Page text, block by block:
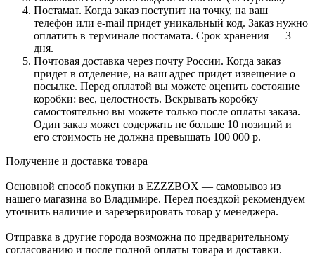
Постамат. Когда заказ поступит на точку, на ваш
телефон или e-mail придет уникальный код. Заказ нужно
оплатить в терминале постамата. Срок хранения — 3
дня.
Почтовая доставка через почту России. Когда заказ
придет в отделение, на ваш адрес придет извещение о
посылке. Перед оплатой вы можете оценить состояние
коробки: вес, целостность. Вскрывать коробку
самостоятельно вы можете только после оплаты заказа.
Один заказ может содержать не больше 10 позиций и
его стоимость не должна превышать 100 000 р.
Получение и доставка товара
Основной способ покупки в EZZZBOX — самовывоз из
нашего магазина во Владимире. Перед поездкой рекомендуем
уточнить наличие и зарезервировать товар у менеджера.
Отправка в другие города возможна по предварительному
согласованию и после полной оплаты товара и доставки.